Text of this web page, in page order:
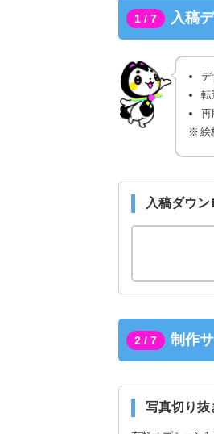
1 / 7 入稿
デ
転
再
絵
入稿ダウ
2 / 7 制作
写真切り抜